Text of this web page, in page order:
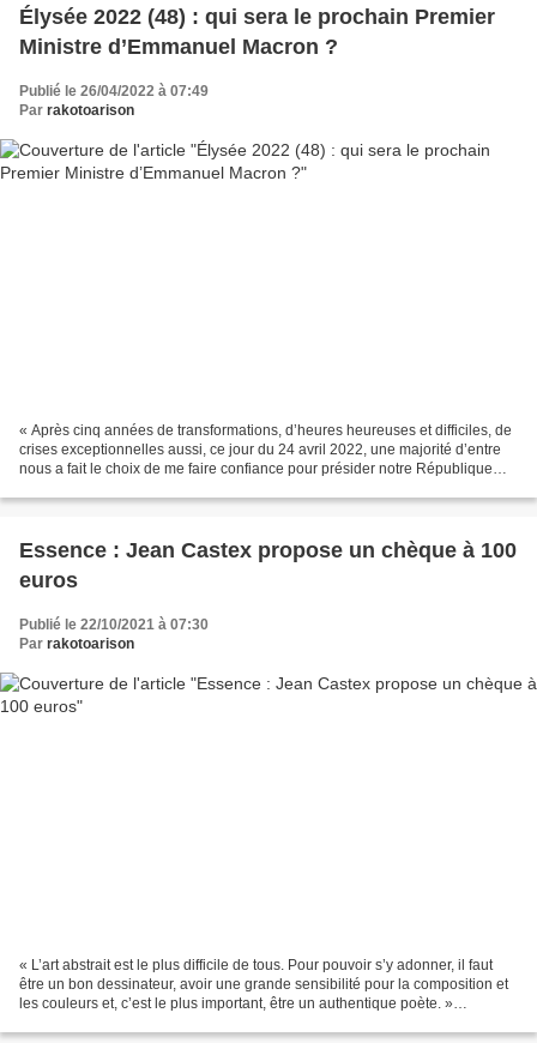
Élysée 2022 (48) : qui sera le prochain Premier
Ministre d’Emmanuel Macron ?
Publié le 26/04/2022 à 07:49
Par rakotoarison
« Après cinq années de transformations, d’heures heureuses et difficiles, de
crises exceptionnelles aussi, ce jour du 24 avril 2022, une majorité d’entre
nous a fait le choix de me faire confiance pour présider notre République
Essence : Jean Castex propose un chèque à 100
euros
Publié le 22/10/2021 à 07:30
Par rakotoarison
« L’art abstrait est le plus difficile de tous. Pour pouvoir s’y adonner, il faut
être un bon dessinateur, avoir une grande sensibilité pour la composition et
les couleurs et, c’est le plus important, être un authentique poète. »